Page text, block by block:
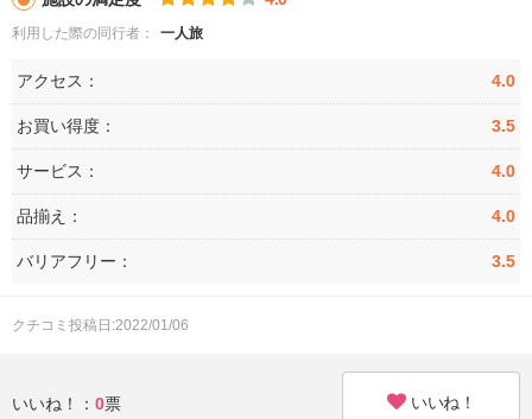
利用した際の同行者： 一人旅
アクセス： 4.0
お買い得度： 3.5
サービス： 4.0
品揃え： 4.0
バリアフリー： 3.5
クチコミ投稿日:2022/01/06
いいね！： 0票 いいね！